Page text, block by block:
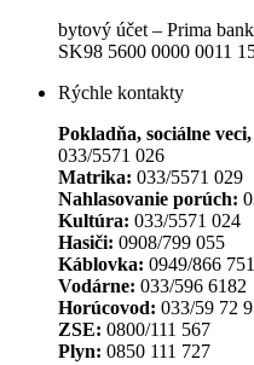
bytový účet – Prima
SK98 5600 0000 0011
Rýchle kontakty
Pokladňa, sociálne
033/5571 026
Matrika: 033/5571 029
Nahlasovanie porúch:
Kultúra: 033/5571 024
Hasiči: 0908/799 055
Káblovka: 0949/866
Vodárne: 033/596 6182
Horúcovod: 033/59 72
ZSE: 0800/111 567
Plyn: 0850 111 727